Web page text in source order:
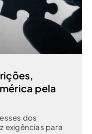
pela
dos
exigências para